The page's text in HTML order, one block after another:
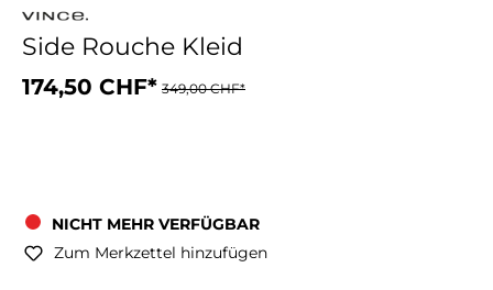
Side Rouche Kleid
174,50 CHF* 349,00 CHF*
NICHT MEHR VERFÜGBAR
Zum Merkzettel hinzufügen